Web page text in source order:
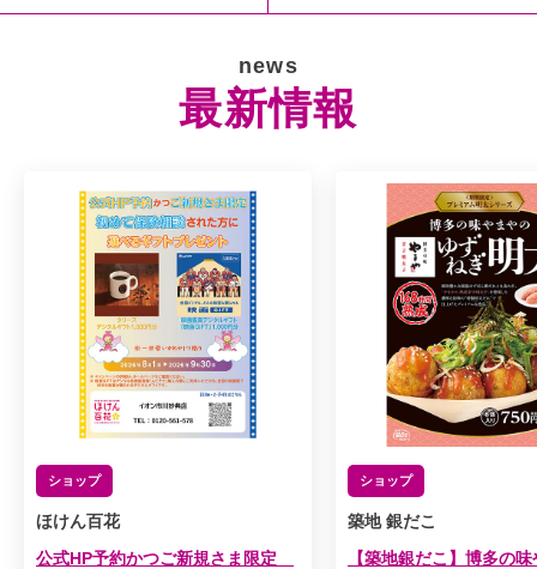
news
最新情報
ショップ
ほけん百花
公式HP予約かつご新規さま限定
ショップ
築地 銀だこ
【築地銀だこ】博多の